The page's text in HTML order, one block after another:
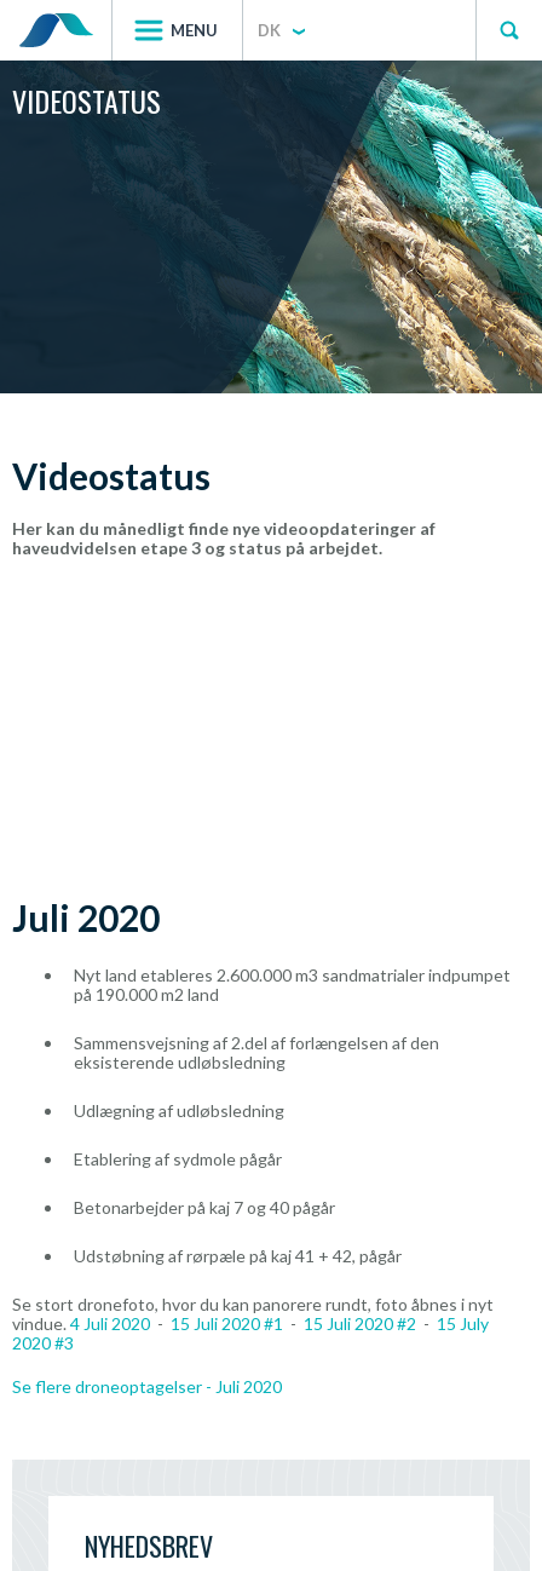
MENU DK
VIDEOSTATUS
Videostatus
Her kan du månedligt finde nye videoopdateringer af
haveudvidelsen etape 3 og status på arbejdet.
Juli 2020
Nyt land etableres 2.600.000 m3 sandmatrialer indpumpet
på 190.000 m2 land
Sammensvejsning af 2.del af forlængelsen af den
eksisterende udløbsledning
Udlægning af udløbsledning
Etablering af sydmole pågår
Betonarbejder på kaj 7 og 40 pågår
Udstøbning af rørpæle på kaj 41 + 42, pågår
Se stort dronefoto, hvor du kan panorere rundt, foto åbnes i nyt
vindue. 4 Juli 2020 - 15 Juli 2020 #1 - 15 Juli 2020 #2 - 15 July
2020 #3
Se flere droneoptagelser - Juli 2020
NYHEDSBREV